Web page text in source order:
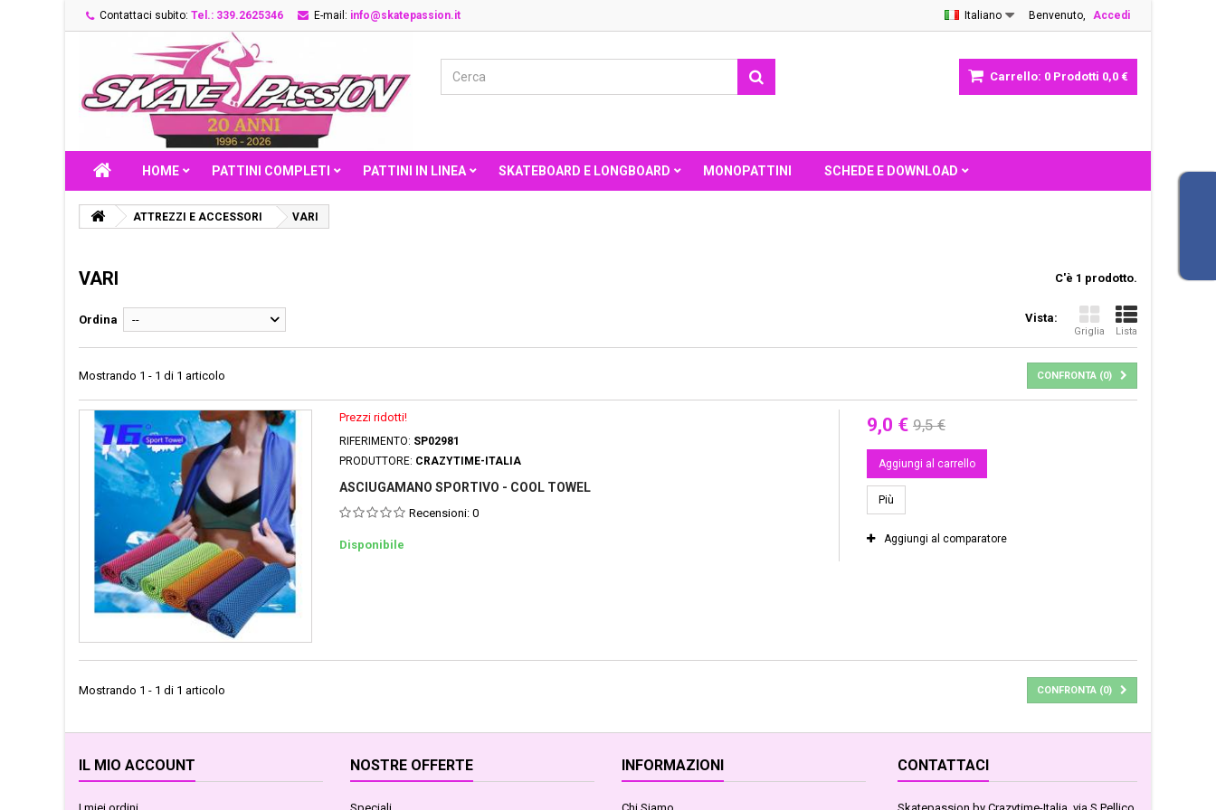
Benvenuto, Accedi
Italiano
Contattaci subito: Tel.: 339.2625346 E-mail: info@skatepassion.it
Carrello: 0 Prodotti 0,0 €
HOME PATTINI COMPLETI PATTINI IN LINEA SKATEBOARD E LONGBOARD MONOPATTINI SCHEDE E DOWNLOAD
ATTREZZI E ACCESSORI VARI
VARI C'è 1 prodotto.
Vista:
Griglia Lista
Ordina --
CONFRONTA (0)
Mostrando 1 - 1 di 1 articolo
Prezzi ridotti!
RIFERIMENTO: SP02981
PRODUTTORE: CRAZYTIME-ITALIA
ASCIUGAMANO SPORTIVO - COOL TOWEL
Recensioni: 0
Disponibile
9,0 € 9,5 €
Aggiungi al carrello
Più
Aggiungi al comparatore
CONFRONTA (0)
Mostrando 1 - 1 di 1 articolo
IL MIO ACCOUNT NOSTRE OFFERTE INFORMAZIONI CONTATTACI